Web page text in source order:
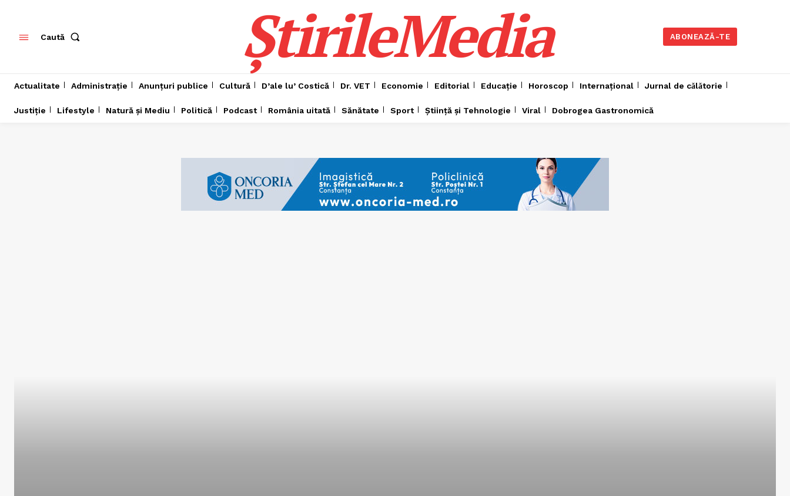
Caută ȘtirileMedia ABONEAZĂ-TE
Actualitate Administrație Anunțuri publice Cultură D’ale lu’ Costică Dr. VET Economie Editorial Educație Horoscop Internațional Jurnal de cǎlǎtorie
Justiție Lifestyle Natură și Mediu Politică Podcast România uitată Sănătate Sport Știință și Tehnologie Viral Dobrogea Gastronomică